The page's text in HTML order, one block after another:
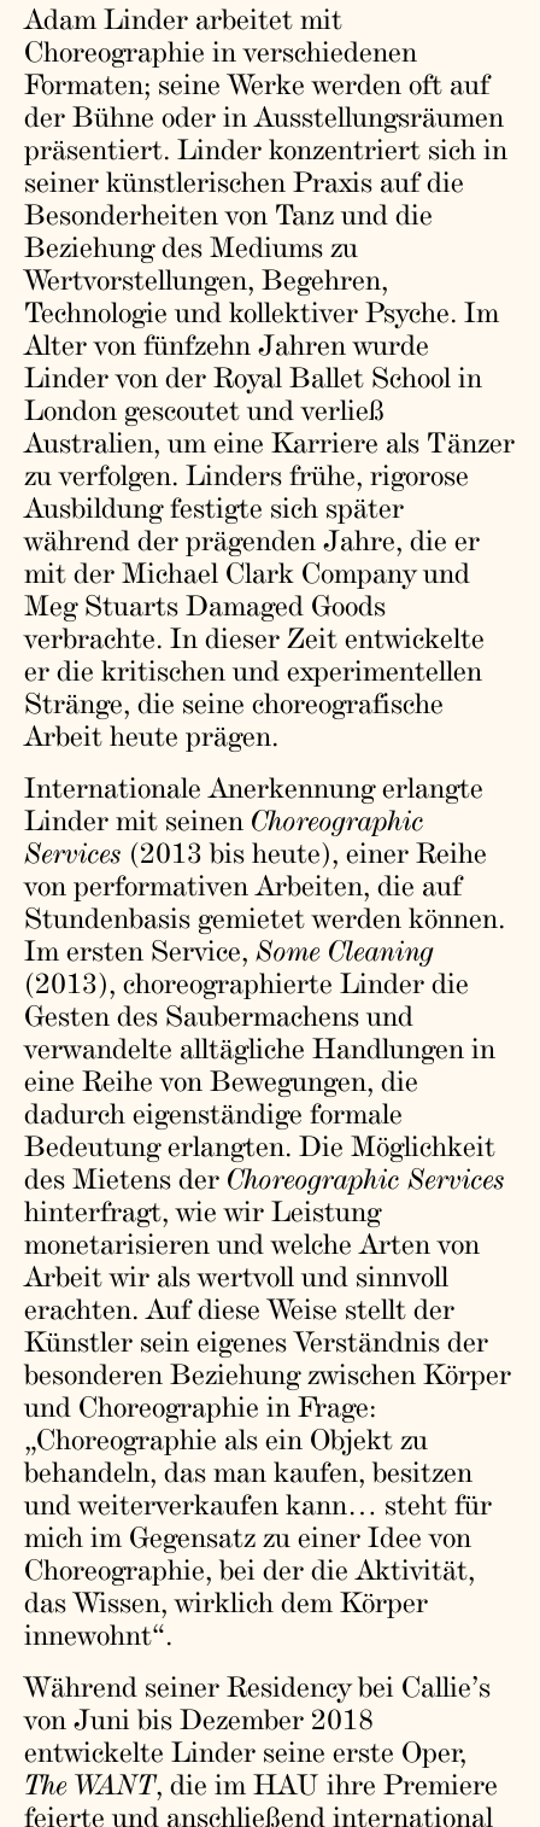
Adam Linder arbeitet mit
Choreographie in verschiedenen
Formaten; seine Werke werden oft auf
der Bühne oder in Ausstellungsräumen
präsentiert. Linder konzentriert sich in
seiner künstlerischen Praxis auf die
Besonderheiten von Tanz und die
Beziehung des Mediums zu
Wertvorstellungen, Begehren,
Technologie und kollektiver Psyche. Im
Alter von fünfzehn Jahren wurde
Linder von der Royal Ballet School in
London gescoutet und verließ
Australien, um eine Karriere als Tänzer
zu verfolgen. Linders frühe, rigorose
Ausbildung festigte sich später
während der prägenden Jahre, die er
mit der Michael Clark Company und
Meg Stuarts Damaged Goods
verbrachte. In dieser Zeit entwickelte
er die kritischen und experimentellen
Stränge, die seine choreografische
Arbeit heute prägen.
Internationale Anerkennung erlangte
Linder mit seinen Choreographic
Services (2013 bis heute), einer Reihe
von performativen Arbeiten, die auf
Stundenbasis gemietet werden können.
Im ersten Service, Some Cleaning
(2013), choreographierte Linder die
Gesten des Saubermachens und
verwandelte alltägliche Handlungen in
eine Reihe von Bewegungen, die
dadurch eigenständige formale
Bedeutung erlangten. Die Möglichkeit
des Mietens der Choreographic Services
hinterfragt, wie wir Leistung
monetarisieren und welche Arten von
Arbeit wir als wertvoll und sinnvoll
erachten. Auf diese Weise stellt der
Künstler sein eigenes Verständnis der
besonderen Beziehung zwischen Körper
und Choreographie in Frage:
„Choreographie als ein Objekt zu
behandeln, das man kaufen, besitzen
und weiterverkaufen kann… steht für
mich im Gegensatz zu einer Idee von
Choreographie, bei der die Aktivität,
das Wissen, wirklich dem Körper
innewohnt“.
Während seiner Residency bei Callie’s
von Juni bis Dezember 2018
entwickelte Linder seine erste Oper,
The WANT, die im HAU ihre Premiere
feierte und anschließend international